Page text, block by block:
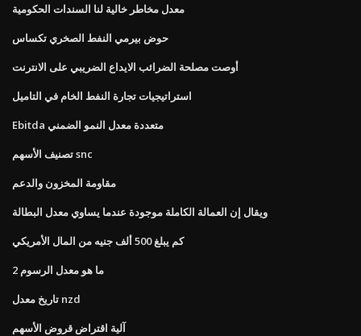
معدل مخاطر خالية لنا السندات الحكومية
حوض بيرمي النفط الصخري تكساس
أوصت مصلحة الضرائب الايداع الضريبي على الانترنت
استراتيجيات تجارة النفط الخام في التاميل
Ebitda متعددة معدل النمو الضمني
تصنيف الأسهم snc
مقاومة المخزون والدعم
ويقال إن العمالة الكاملة موجودة عندما يساوي معدل البطالة
كم يبلغ 500 ألف جنيه من المال الأمريكي
ما هو معدل الرسوم 2
تاريخ معدل nzd
آلية اقتراض قروض الأسهم